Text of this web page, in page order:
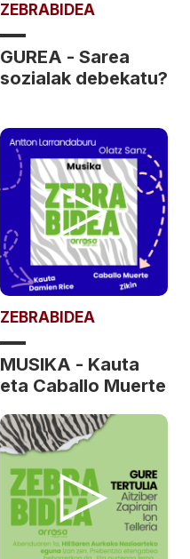
ZEBRABIDEA
GUREA - Sarea
sozialak debekatu?
ZEBRABIDEA
MUSIKA - Kauta
eta Caballo Muerte